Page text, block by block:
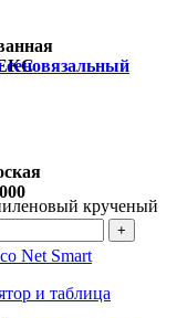
Net Smart
и таблица
крученый